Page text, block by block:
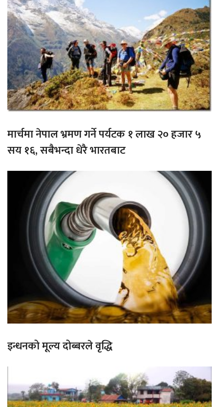
मार्चमा नेपाल भ्रमण गर्ने पर्यटक १ लाख २० हजार ५
सय १६, सबैभन्दा धेरै भारतबाट
इन्धनको मूल्य दोब्बरले वृद्धि